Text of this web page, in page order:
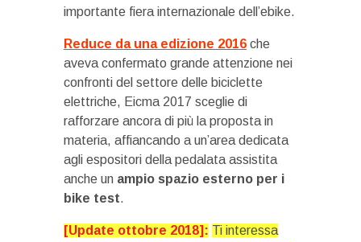
importante fiera internazionale dell’ebike.
Reduce da una edizione 2016 che
aveva confermato grande attenzione nei
confronti del settore delle biciclette
elettriche, Eicma 2017 sceglie di
rafforzare ancora di più la proposta in
materia, affiancando a un’area dedicata
agli espositori della pedalata assistita
anche un ampio spazio esterno per i
bike test.
[Update ottobre 2018]: Ti interessa